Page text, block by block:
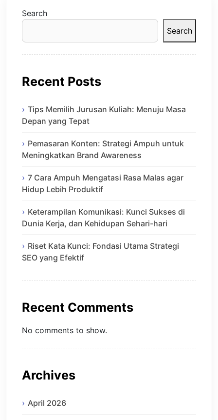
Search
Search
Recent Posts
Tips Memilih Jurusan Kuliah: Menuju Masa
Depan yang Tepat
Pemasaran Konten: Strategi Ampuh untuk
Meningkatkan Brand Awareness
7 Cara Ampuh Mengatasi Rasa Malas agar
Hidup Lebih Produktif
Keterampilan Komunikasi: Kunci Sukses di
Dunia Kerja, dan Kehidupan Sehari-hari
Riset Kata Kunci: Fondasi Utama Strategi
SEO yang Efektif
Recent Comments
No comments to show.
Archives
April 2026